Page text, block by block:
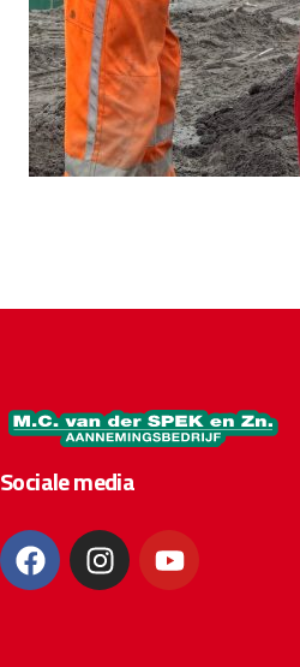
Sociale media